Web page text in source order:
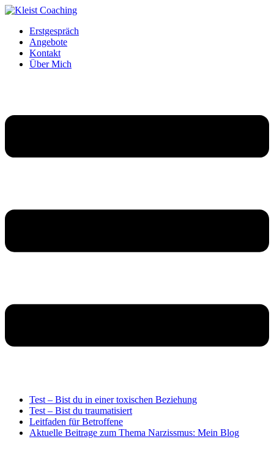
Erstgespräch
Angebote
Kontakt
Über Mich
Test – Bist du in einer toxischen Beziehung
Test – Bist du traumatisiert
Leitfaden für Betroffene
Aktuelle Beitrage zum Thema Narzissmus: Mein Blog